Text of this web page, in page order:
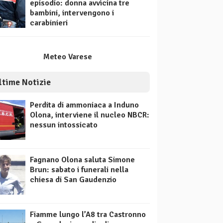
episodio: donna avvicina tre
bambini, intervengono i
carabinieri
Meteo Varese
Notizie
Perdita di ammoniaca a Induno
Olona, interviene il nucleo NBCR:
nessun intossicato
Fagnano Olona saluta Simone
Brun: sabato i funerali nella
chiesa di San Gaudenzio
Fiamme lungo l’A8 tra Castronno